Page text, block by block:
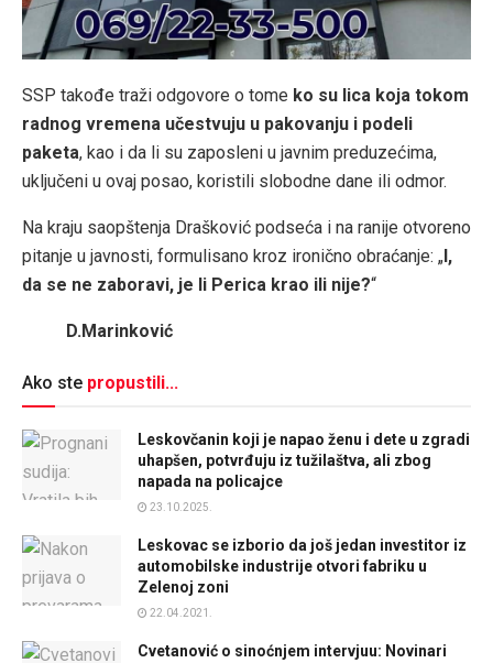
SSP takođe traži odgovore o tome ko su lica koja tokom
radnog vremena učestvuju u pakovanju i podeli
paketa, kao i da li su zaposleni u javnim preduzećima,
uključeni u ovaj posao, koristili slobodne dane ili odmor.
Na kraju saopštenja Drašković podseća i na ranije otvoreno
pitanje u javnosti, formulisano kroz ironično obraćanje: „I,
da se ne zaboravi, je li Perica krao ili nije?“
D.Marinković
Ako ste propustili...
Leskovčanin koji je napao ženu i dete u zgradi
uhapšen, potvrđuju iz tužilaštva, ali zbog
napada na policajce
23.10.2025.
Leskovac se izborio da još jedan investitor iz
automobilske industrije otvori fabriku u
Zelenoj zoni
22.04.2021.
Cvetanović o sinoćnjem intervjuu: Novinari